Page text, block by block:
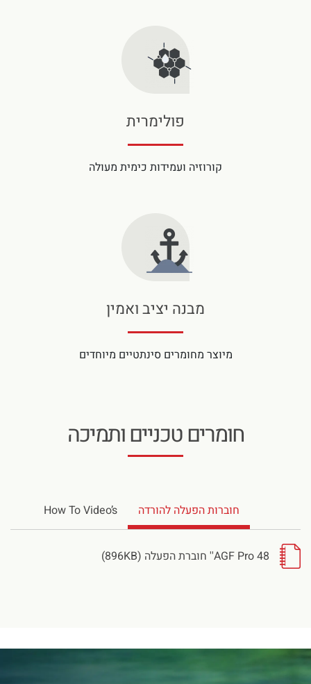
פולימרית
קורוזיה ועמידות כימית מעולה
מבנה יציב ואמין
מיוצר מחומרים סינתטיים מיוחדים
חומרים טכניים ותמיכה
חוברות הפעלה להורדה How To Video’s
AGF Pro 48'' חוברת הפעלה (896KB)